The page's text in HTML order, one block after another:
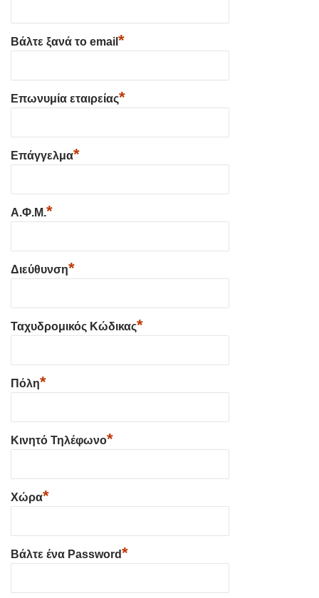
Βάλτε ξανά το email *
Επωνυμία εταιρείας*
Επάγγελμα*
Α.Φ.Μ.*
Διεύθυνση*
Ταχυδρομικός Κώδικας*
Πόλη*
Κινητό Τηλέφωνο*
Χώρα*
Βάλτε ένα Password*